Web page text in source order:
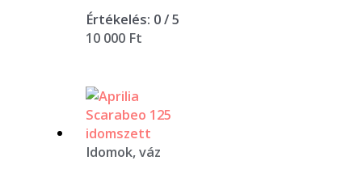
Értékelés: 0/ 5
10 000 Ft
Idomok, váz